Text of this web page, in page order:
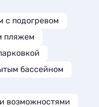
с подогревом
пляжем
бассейном
возможностями